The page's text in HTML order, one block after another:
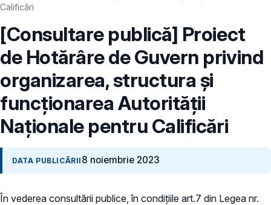
Calificări
[Consultare publică] Proiect
de Hotărâre de Guvern privind
organizarea, structura şi
funcţionarea Autorităţii
Naţionale pentru Calificări
DATA PUBLICĂRII 8 noiembrie 2023
În vederea consultării publice, în condiţiile art.7 din Legea nr.